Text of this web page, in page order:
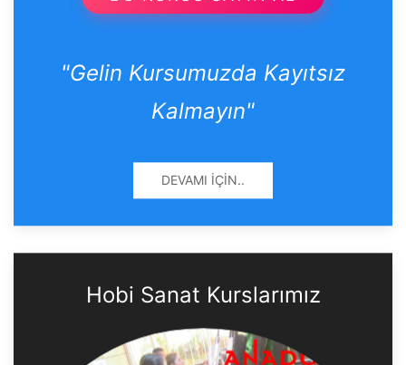
"Gelin Kursumuzda Kayıtsız
Kalmayın"
DEVAMI İÇIN..
Hobi Sanat Kurslarımız